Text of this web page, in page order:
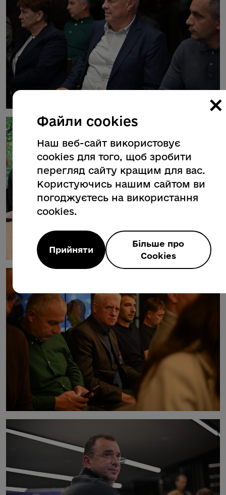
×
Файли cookies
Наш веб-сайт використовує
cookies для того, щоб зробити
перегляд сайту кращим для вас.
Користуючись нашим сайтом ви
погоджуєтесь на використання
cookies.
Прийняти
Більше про
Cookies